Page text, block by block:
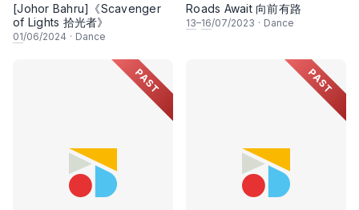
[Johor Bahru]《Scavenger
of Lights 拾光者》
01/06/2024 · Dance
Roads Await 向前有路
13–16/07/2023 · Dance
PAST PAST